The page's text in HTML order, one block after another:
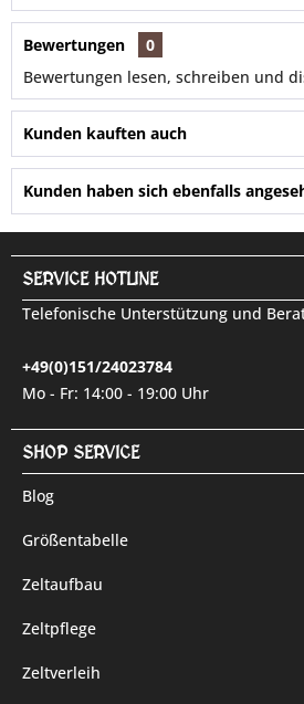
Bewertungen
0
Bewertungen lesen, schreiben und
Kunden kauften auch
Kunden haben sich ebenfalls
SERVICE HOTLINE
Telefonische Unterstützung und
+49(0)151/24023784
Mo - Fr: 14:00 - 19:00 Uhr
SHOP SERVICE
Blog
Größentabelle
Zeltaufbau
Zeltpflege
Zeltverleih